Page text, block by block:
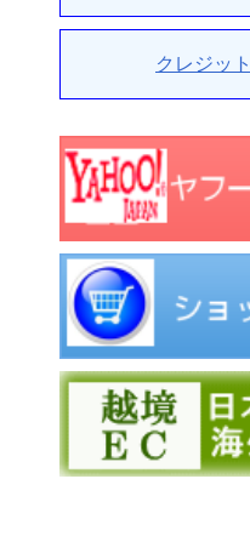
クレジッ